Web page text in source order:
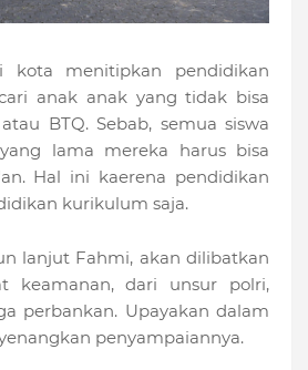
kota menitipkan pendidikan
anak anak yang tidak bisa
BTQ. Sebab, semua siswa
lama mereka harus bisa
Hal ini kaerena pendidikan
kurikulum saja.
lanjut Fahmi, akan dilibatkan
keamanan, dari unsur polri,
perbankan. Upayakan dalam
penyampaiannya.